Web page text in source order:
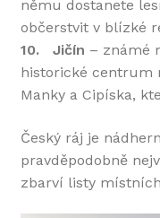
němu dostanete
občerstvit v blízké
10. Jičín – známé
historické centrum
Manky a Cipíska,
Český ráj je
pravděpodobně
zbarví listy